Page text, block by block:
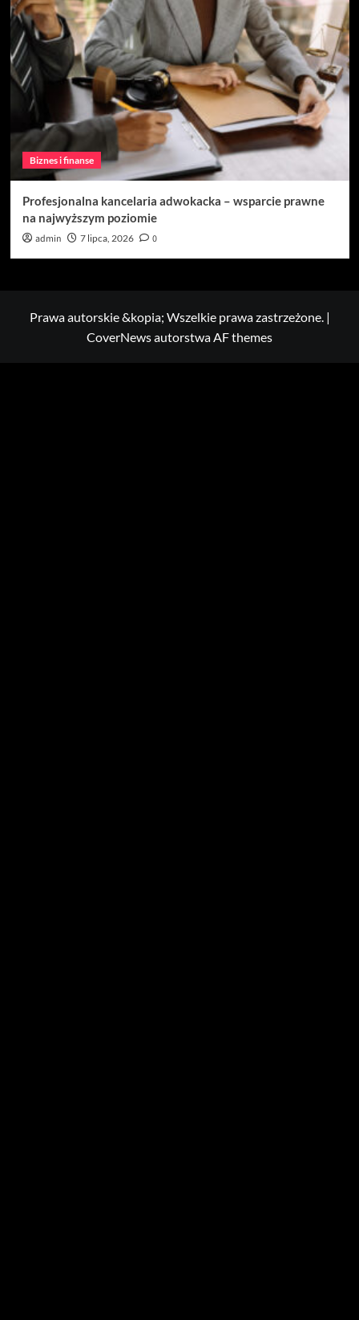
Biznes i finanse
Profesjonalna kancelaria adwokacka – wsparcie prawne
na najwyższym poziomie
admin 7 lipca, 2026 0
Prawa autorskie &kopia; Wszelkie prawa zastrzeżone. |
CoverNewsautorstwa AF themes